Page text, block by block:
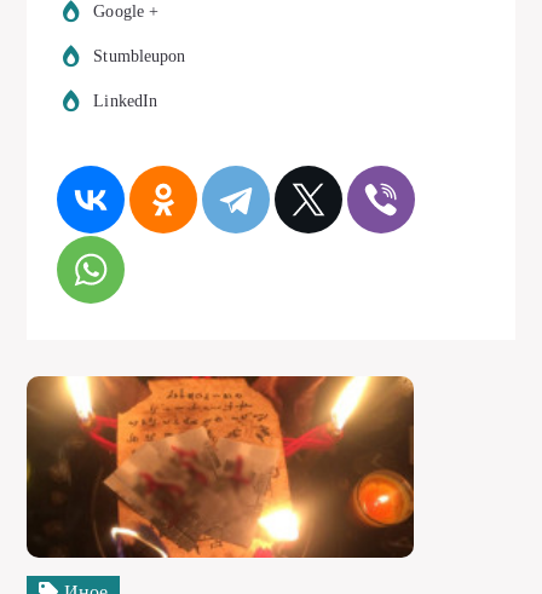
Google +
Stumbleupon
LinkedIn